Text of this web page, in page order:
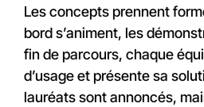
Les concepts prennent
bord s’animent, les
fin de parcours, chaque
d’usage et présente sa
lauréats sont annoncés,